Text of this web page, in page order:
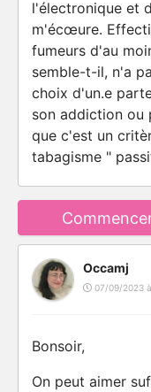
l'électronique et
m'écœure.
fumeurs d'au
semble-t-il, n'a
choix d'un.e
son addiction ou
que c'est un
tabagisme "
Occamj
07/09/2023
Bonsoir,
On peut aimer